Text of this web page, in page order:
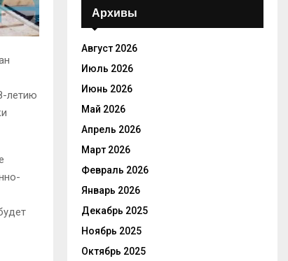
летию
Архивы
Август 2026
Июль 2026
Июнь 2026
Май 2026
Апрель 2026
Март 2026
Февраль 2026
Январь 2026
Декабрь 2025
Ноябрь 2025
Октябрь 2025